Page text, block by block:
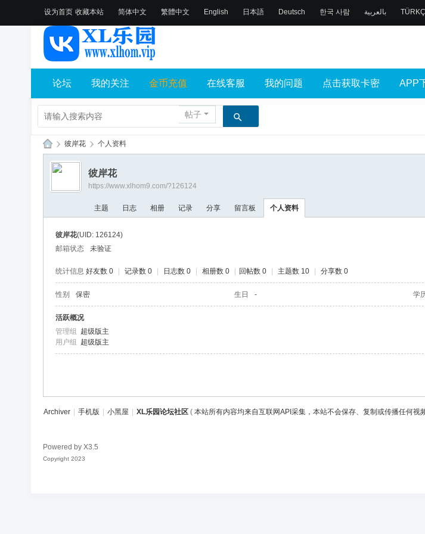
设为首页 收藏本站 简体中文 繁體中文 English 日本語 Deutsch 한국 사람 بالعربية
论坛 我的关注 金币充值 在线客服 我的问题 点击获取卡密 APP
帖子
X
乐
› 彼岸花 › 个人资料
彼岸花
https://www.xlhom9.com/?126124
主题 日志 相册 记录 分享 留言板 个人资料
彼岸花(UID: 126124)
邮箱状态
未验证
统计信息 好友数 0 记录数 0 日志数 0 相册数 0 回帖数 0 主题数 10 分享数 0
性别 保密 生日 - 学
活跃概况
管理组 超级版主
用户组 超级版主
Archiver 手机版 小黑屋 XL乐园论坛社区 ( 本站所有内容均来自互联网API采集，本站不会保存、复制或传播任何
Powered by X3.5
Copyright 2023